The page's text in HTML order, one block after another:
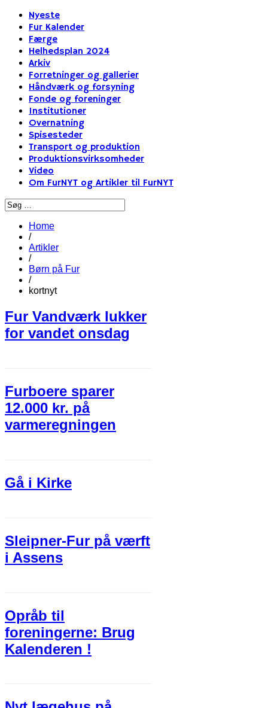
Nyeste
Fur Kalender
Færge
Helhedsplan 2024
Arkiv
Forretninger og gallerier
Håndværk og forsyning
Fonde og foreninger
Institutioner
Overnatning
Spisesteder
Transport og produktion
Produktionsvirksomheder
Video
Om FurNYT og Artikler til FurNYT
Home
/
Artikler
/
Børn på Fur
/
kortnyt
Fur Vandværk lukker
for vandet onsdag
Furboere sparer
12.000 kr. på
varmeregningen
Gå i Kirke
Sleipner-Fur på værft
i Assens
Opråb til
foreningerne: Brug
Kalenderen !